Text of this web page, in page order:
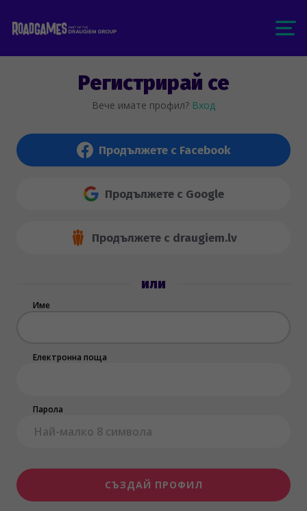
Регистрирай се
Вече имате профил? Вход
Продължете с Facebook
Продължете с Google
Продължете с draugiem.lv
или
Име
Електронна поща
Парола
СЪЗДАЙ ПРОФИЛ